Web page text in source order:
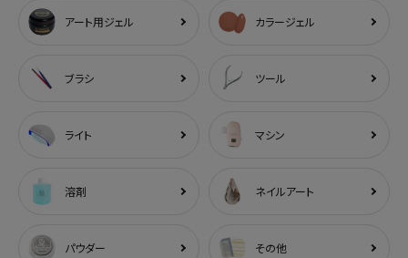
アート用ジェル カラージェル
ブラシ ツール
ライト マシン
溶剤 ネイルアート
パウダー その他